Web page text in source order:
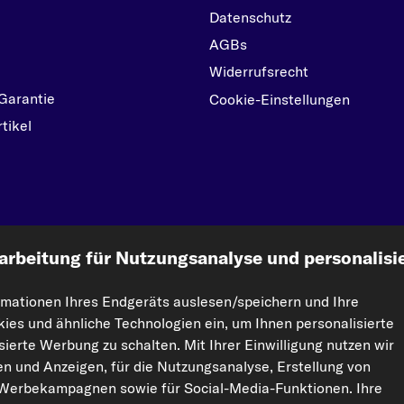
Datenschutz
AGBs
Widerrufsrecht
Cookie-Einstellungen
kfzteile24.de
vervielfältigt werden. Die Vervielfältigung und Verbreitung der Daten und der
Nutzung von Inhalten stellt eine Verletzung des Urheberrechts dar und
für Nutzungsanalyse und
Ihres Endgeräts auslesen/speichern und Ihre
und ähnliche Technologien ein, um Ihnen personalisierte
Werbung zu schalten. Mit Ihrer Einwilligung nutzen wir
und Anzeigen, für die Nutzungsanalyse, Erstellung von
sowie für Social-Media-Funktionen. Ihre